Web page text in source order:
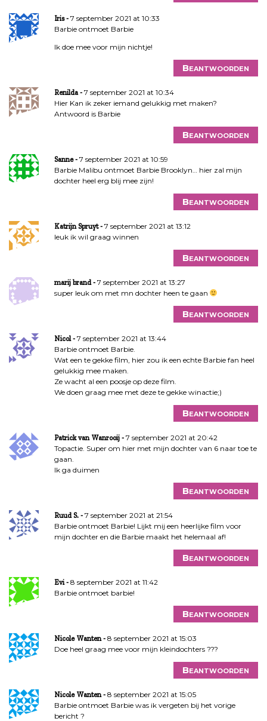
Iris
7 september 2021 at 10:33
Barbie ontmoet Barbie
Ik doe mee voor mijn nichtje!
Beantwoorden
Renilda
7 september 2021 at 10:34
Hier Kan ik zeker iemand gelukkig met maken?
Antwoord is Barbie
Beantwoorden
Sanne
7 september 2021 at 10:59
Barbie Malibu ontmoet Barbie Brooklyn… hier zal mijn
dochter heel erg blij mee zijn!
Beantwoorden
Katrijn Spruyt
7 september 2021 at 13:12
leuk ik wil graag winnen
Beantwoorden
marij brand
7 september 2021 at 13:27
super leuk om met mn dochter heen te gaan
Beantwoorden
Nicol
7 september 2021 at 13:44
Barbie ontmoet Barbie.
Wat een te gekke film, hier zou ik een echte Barbie fan heel
gelukkig mee maken.
Ze wacht al een poosje op deze film.
We doen graag mee met deze te gekke winactie;)
Beantwoorden
Patrick van Wanrooij
7 september 2021 at 20:42
Topactie. Super om hier met mijn dochter van 6 naar toe te
gaan.
Ik ga duimen
Beantwoorden
Ruud S.
7 september 2021 at 21:54
Barbie ontmoet Barbie! Lijkt mij een heerlijke film voor
mijn dochter en die Barbie maakt het helemaal af!
Beantwoorden
Evi
8 september 2021 at 11:42
Barbie ontmoet barbie!
Beantwoorden
Nicole Wanten
8 september 2021 at 15:03
Doe heel graag mee voor mijn kleindochters ???
Beantwoorden
Nicole Wanten
8 september 2021 at 15:05
Barbie ontmoet Barbie was ik vergeten bij het vorige
bericht ?